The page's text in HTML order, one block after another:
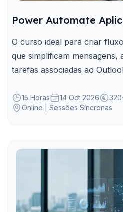
Power Automate
O curso ideal para criar
que simplificam mensagens,
tarefas associadas ao
15 Horas 14 Oct 2026
Online | Sessões Síncronas